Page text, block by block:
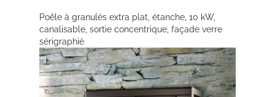
Poêle à granulés extra plat, étanche, 10 kW,
canalisable, sortie concentrique, façade verre
sérigraphié